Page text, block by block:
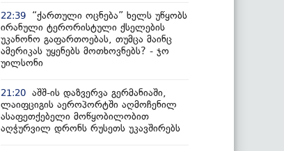
22:39
“ქართული ოცნება” ხელს უწყობს
ირანული ტერორისტული ქსელების
უკანონო გაფართოებას, თუმცა მაინც
ამერიკას უყენებს მოთხოვნებს? - ჯო
უილსონი
21:20 აშშ-ის დაზვერვა გერმანიაში,
ლაიფციგის აეროპორტში აღმოჩენილ
ასაფეთქებელი მოწყობილობით
აღჭურვილ დრონს რუსეთს უკავშირებს